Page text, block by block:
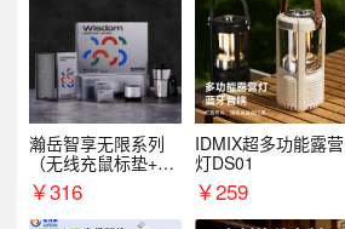
瀚岳智享无限系列
（无线充鼠标垫+飞
利浦音响+乐扣咖啡
杯）
￥316
IDMIX超多功能露营
灯DS01
￥259